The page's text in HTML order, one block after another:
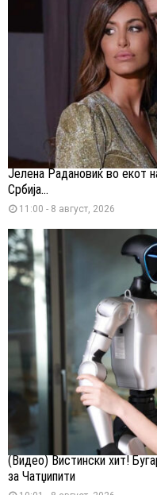
Јелена Радановиќ во екот
Србија...
11:00 - 8 август, 2026
(Видео) Вистински хит!
за Чатџипити